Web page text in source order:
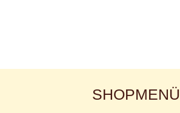
SHOPMENÜ